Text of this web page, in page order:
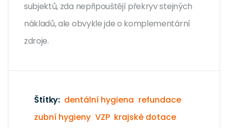
subjektů, zda nepřipouštějí překryv stejných
nákladů, ale obvykle jde o komplementární
zdroje.
Štítky: dentální hygiena refundace
zubní hygieny VZP krajské dotace